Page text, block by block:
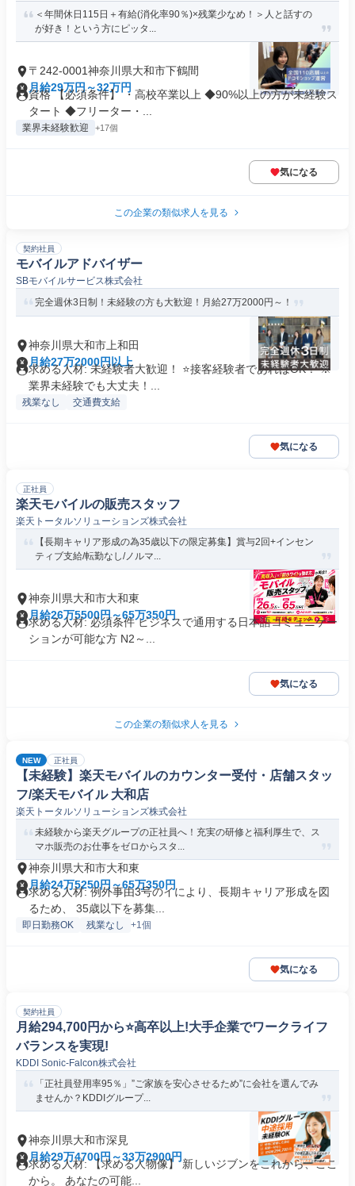
＜年間休日115日＋有給(消化率90％)×残業少なめ！＞人と話すの
が好き！という方にピッタ...
〒242-0001神奈川県大和市下鶴間
月給29万円～32万円
資格 【必須条件】 ・高校卒業以上 ◆90%以上の方が未経験ス
タート ◆フリーター・...
業界未経験歓迎 +17個
気になる
この企業の類似求人を見る
契約社員
モバイルアドバイザー
SBモバイルサービス株式会社
完全週休3日制！未経験の方も大歓迎！月給27万2000円～！
神奈川県大和市上和田
月給27万2000円以上
求める人材: 未経験者大歓迎！ ⭐接客経験者であればOK！ ※
業界未経験でも大丈夫！...
残業なし 交通費支給
気になる
正社員
楽天モバイルの販売スタッフ
楽天トータルソリューションズ株式会社
【長期キャリア形成の為35歳以下の限定募集】賞与2回+インセン
ティブ支給/転勤なし/ノルマ...
神奈川県大和市大和東
月給26万5500円～65万350円
求める人材: 必須条件 ビジネスで通用する日本語コミュニケー
ションが可能な方 N2～...
気になる
この企業の類似求人を見る
NEW 正社員
【未経験】楽天モバイルのカウンター受付・店舗スタッ
フ/楽天モバイル 大和店
楽天トータルソリューションズ株式会社
未経験から楽天グループの正社員へ！充実の研修と福利厚生で、ス
マホ販売のお仕事をゼロからスタ...
神奈川県大和市大和東
月給24万5250円～65万350円
求める人材: 例外事由3号のイにより、長期キャリア形成を図
るため、 35歳以下を募集...
即日勤務OK 残業なし +1個
気になる
契約社員
月給294,700円から⭐️高卒以上!大手企業でワークライフ
バランスを実現!
KDDI Sonic-Falcon株式会社
「正社員登用率95％」”ご家族を安心させるため”に会社を選んでみ
ませんか？KDDIグループ...
神奈川県大和市深見
月給29万4700円～33万2900円
求める人材: 【求める人物像】 新しいジブンをこれから、ここ
から。 あなたの可能...